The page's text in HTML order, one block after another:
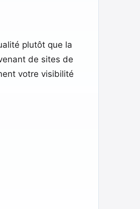
plutôt que la
de sites de
votre visibilité